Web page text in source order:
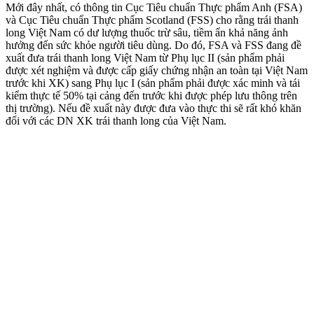
Mới đây nhất, có thông tin Cục Tiêu chuẩn Thực phẩm Anh (FSA)
và Cục Tiêu chuẩn Thực phẩm Scotland (FSS) cho rằng trái thanh
long Việt Nam có dư lượng thuốc trừ sâu, tiềm ẩn khả năng ảnh
hưởng đến sức khỏe người tiêu dùng. Do đó, FSA và FSS đang đề
xuất đưa trái thanh long Việt Nam từ Phụ lục II (sản phẩm phải
được xét nghiệm và được cấp giấy chứng nhận an toàn tại Việt Nam
trước khi XK) sang Phụ lục I (sản phẩm phải được xác minh và tái
kiểm thực tế 50% tại cảng đến trước khi được phép lưu thông trên
thị trường). Nếu đề xuất này được đưa vào thực thi sẽ rất khó khăn
đối với các DN XK trái thanh long của Việt Nam.